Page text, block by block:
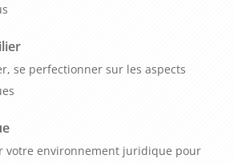
se perfectionner sur les aspects
votre environnement juridique pour